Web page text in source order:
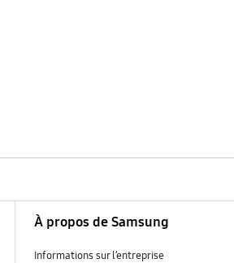
À propos de Samsung
Informations sur l’entreprise